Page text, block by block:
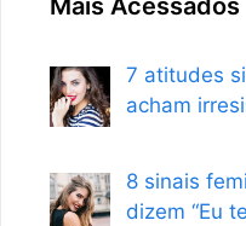
Mais Acessados
7 atitudes
acham
8 sinais
dizem “Eu